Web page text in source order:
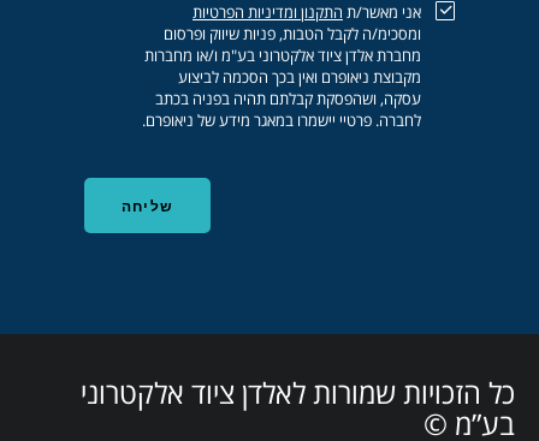
אני מאשר/ת התקנון ומדיניות הפרטיות
ומסכימ/ה לקבל הטבות, פניות שיווק ופרסום
מחברת אלדן ציוד אלקטרוני בע"מ ו/או מחברות
מקבוצת ניאופרם ואין בכך הסכמה לביצוע
עסקה, ושהפסקת קבלתם תהיה בפניה בכתב
לחברה. פרטיי יישמרו במאגר מידע של ניאופרם.
כל הזכויות שמורות לאלדן ציוד אלקטרוני
בע”מ ©